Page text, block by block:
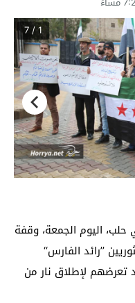
1 / 7
اليوم الجمعة، وقفة
’’رائد الفارس‘‘
تعرضهم لإطلاق نار من